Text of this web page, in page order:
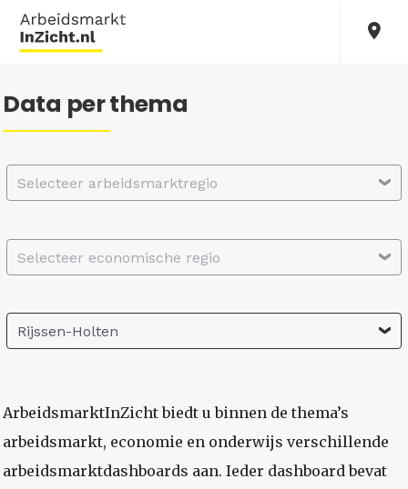
Data per thema
Selecteer arbeidsmarktregio
Selecteer economische regio
Rijssen-Holten
ArbeidsmarktInZicht biedt u binnen de thema’s
arbeidsmarkt, economie en onderwijs verschillende
arbeidsmarktdashboards aan. Ieder dashboard bevat